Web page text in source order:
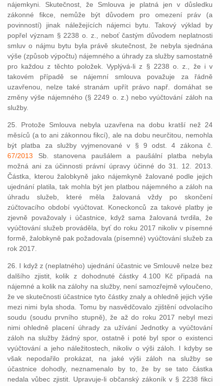
nájemkyni. Skutečnost, že Smlouva je platná jen v důsledku
zákonné fikce, nemůže být důvodem pro omezení práv (a
povinností) jinak náležejících nájemci bytu. Takový výklad by
popřel význam § 2238 o. z., neboť častým důvodem neplatnosti
smluv o nájmu bytu byla právě skutečnost, že nebyla sjednána
výše (způsob výpočtu) nájemného a úhrady za služby samostatně
pro každou z těchto položek. Vyplývá-li z § 2238 o. z., že i v
takovém případě se nájemní smlouva považuje za řádně
uzavřenou, nelze také stranám upřít právo např. domáhat se
změny výše nájemného (§ 2249 o. z.) nebo vyúčtování záloh na
služby.
25. Protože Smlouva nebyla uzavřena na dobu kratší než 24
měsíců (a to ani zákonnou fikcí), ale na dobu neurčitou, nemohla
být platba za služby vyjmenované v § 9 odst. 4 zákona č.
67/2013 Sb. stanovena paušálem a paušální platba nebyla
možná ani za účinnosti právní úpravy účinné do 31. 12. 2013.
Částka, kterou žalobkyně jako nájemkyně žalované podle jejich
ujednání platila, tak mohla být jen platbou nájemného a záloh na
úhradu služeb, které měla žalovaná vždy po skončení
zúčtovacího období vyúčtovat. Koneckonců za takové platby je
zjevně považovaly i účastnice, když sama žalovaná tvrdila, že
vyúčtování služeb prováděla, byť do roku 2017 nikoliv v písemné
formě, žalobkyně pak požadovala (písemné) vyúčtování služeb za
rok 2017.
26. I když z (neplatného) ujednání účastnic ve Smlouvě nelze bez
dalšího zjistit, kolik z dohodnuté částky 4.100 Kč připadá na
nájemné a kolik na zálohy na služby, není samozřejmě vyloučeno,
že ve skutečnosti účastnice tyto částky znaly a ohledně jejich výše
mezi nimi byla shoda. Tomu by nasvědčovalo zjištění odvolacího
soudu (soudu prvního stupně), že až do roku 2017 nebyl mezi
nimi ohledně placení úhrady za užívání Jednotky a vyúčtování
záloh na služby žádný spor, ostatně i poté byl spor o existenci
vyúčtování a jeho náležitostech, nikoliv o výši záloh. I kdyby se
však nepodařilo prokázat, na jaké výši záloh na služby se
účastnice dohodly, neznamenalo by to, že by se tato částka
nedala vůbec zjistit. Upravuje-li občanský zákoník v § 2238 fikci